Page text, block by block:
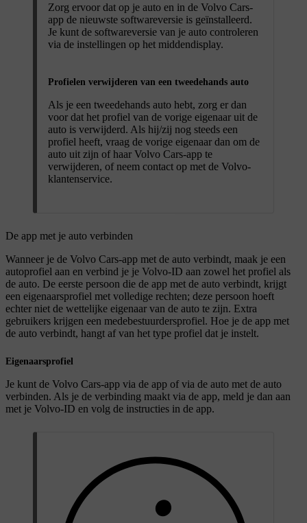
Zorg ervoor dat op je auto en in de Volvo Cars-
app de nieuwste softwareversie is geïnstalleerd.
Je kunt de softwareversie van je auto controleren
via de instellingen op het middendisplay.
Profielen verwijderen van een tweedehands auto
Als je een tweedehands auto hebt, zorg er dan
voor dat het profiel van de vorige eigenaar uit de
auto is verwijderd. Als hij/zij nog steeds een
profiel heeft, vraag de vorige eigenaar dan om de
auto uit zijn of haar Volvo Cars-app te
verwijderen, of neem contact op met de Volvo-
klantenservice.
De app met je auto verbinden
Wanneer je de Volvo Cars-app met de auto verbindt, maak je een
autoprofiel aan en verbind je je Volvo-ID aan zowel het profiel als
de auto. De eerste persoon die de app met de auto verbindt, krijgt
een eigenaarsprofiel met volledige rechten; deze persoon hoeft
echter niet de wettelijke eigenaar van de auto te zijn. Extra
gebruikers krijgen een medebestuurdersprofiel. Hoe je de app met
de auto verbindt, hangt af van het type profiel dat je instelt.
Eigenaarsprofiel
Je kunt de Volvo Cars-app via de app of via de auto met de auto
verbinden. Als je de verbinding maakt via de app, meld je dan aan
met je Volvo-ID en volg de instructies in de app.